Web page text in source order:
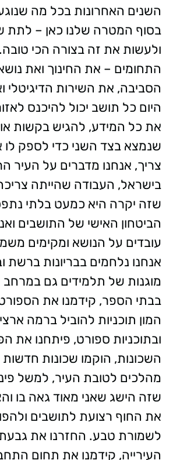
השנים האחרונות בכל מה
בסוף המטרה שלנו כאן – לתת
ולעשות את זה בצורה הכי
התחומים – את החינוך ואת
הסביבה, את השירות הדיגיטלי
היום כל תושב יכול להיכנס
את כל המידע, להגיש בקשות
שנמצא בצד השני כדי לספק
צריך, אנחנו מדברים על העיר
בישראל, העבודה שהייתה
שזה יקרה היא כמעט בלתי
הביטחון האישי של התושבים
עובדים על הנושא ומקימים
אנחנו נלחמים בבריונות
מוגנות של תלמידים גם במרחב
בבתי הספר, קידמנו את הספורט
המון תוכניות להוביל ברמה
ובתוכניות ספורט, פיתחנו את
השכונות, הוקמו שכונות חדשות
שזה הישג שאני מאוד גאה בו
את החוף רצועת לתושבים
לשמורת טבע. החזרנו את גבעת
העירייה, קידמנו את תחום